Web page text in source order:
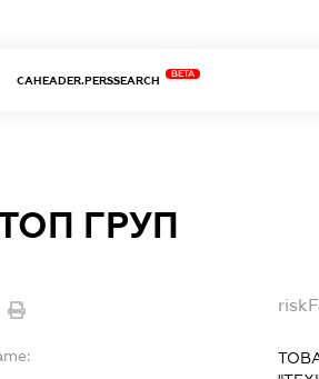
CAHEADER.PERSSEARCH
BETA
ГРУП